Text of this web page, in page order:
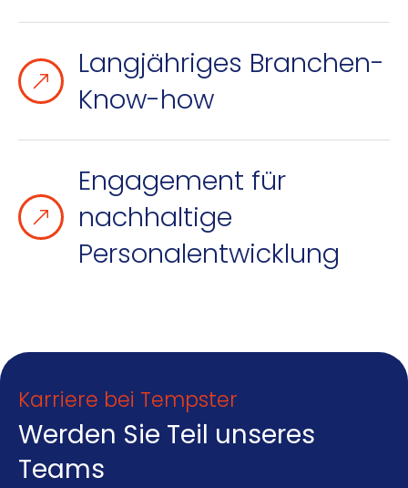
Langjähriges Branchen-
Know-how
Engagement für
nachhaltige
Personalentwicklung
Karriere bei Tempster
Werden Sie Teil unseres
Teams